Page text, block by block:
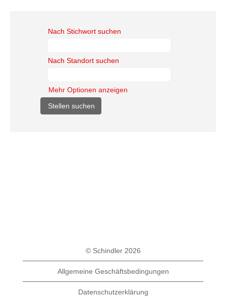
Nach Stichwort suchen
Nach Standort suchen
Mehr Optionen anzeigen
© Schindler 2026
Allgemeine Geschäftsbedingungen
Datenschutzerklärung